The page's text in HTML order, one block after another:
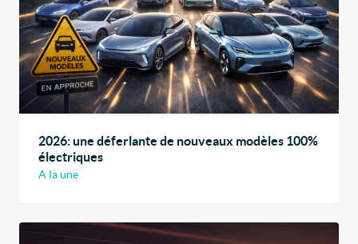
2026: une déferlante de nouveaux modèles 100%
électriques
A la une